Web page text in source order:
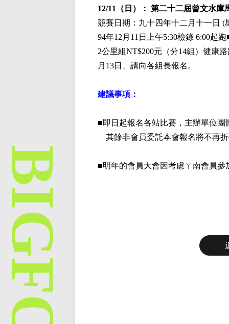
12/11（日）
： 第二十二屆曾文水庫
競賽日期： 九十四年十二月十一日 (
94年12 月 11 日上午5:30檢錄 6:00起跑
2公里組NT$200元（分14組）健康路
月 13日、請向各組長報名。
建議事項：
■即日起報名各站比賽，主辦單位
其餘非會員委託本會報名將不再
■明年的會員大會因考慮ㄚ南會員